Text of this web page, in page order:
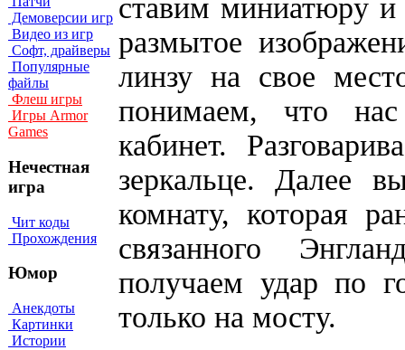
Демоверсии игр
Видео из игр
Софт, драйверы
Популярные
файлы
Флеш игры
Игры Armor
Games
Нечестная
игра
Чит коды
Прохождения
Юмор
Анекдоты
Картинки
Истории
ставим миниатюру
размытое
линзу на свое
понимаем, что
кабинет.
зеркальце. Далее
комнату, которая
связанного
получаем удар по
только на мосту.